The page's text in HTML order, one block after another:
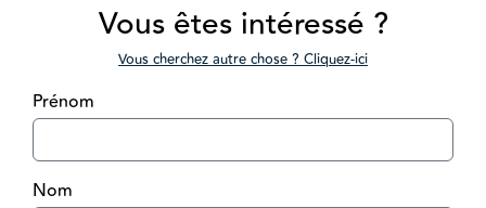
Vous êtes intéressé ?
Vous cherchez autre chose ? Cliquez-ici
Prénom
Nom